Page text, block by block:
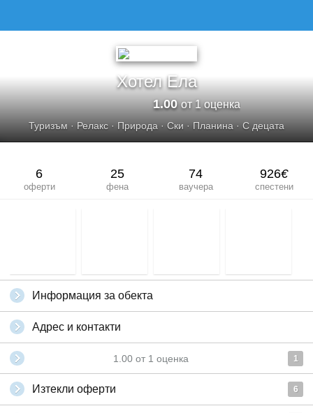
Хотел Ела
1.00от 1 оценка
Туризъм · Релакс · Природа · Ски · Планина · С децата
6
оферти
25
фена
74
ваучера
926€
спестени
Информация за обекта
Адрес и контакти
1.00 от 1 оценка 1
Изтекли оферти 6